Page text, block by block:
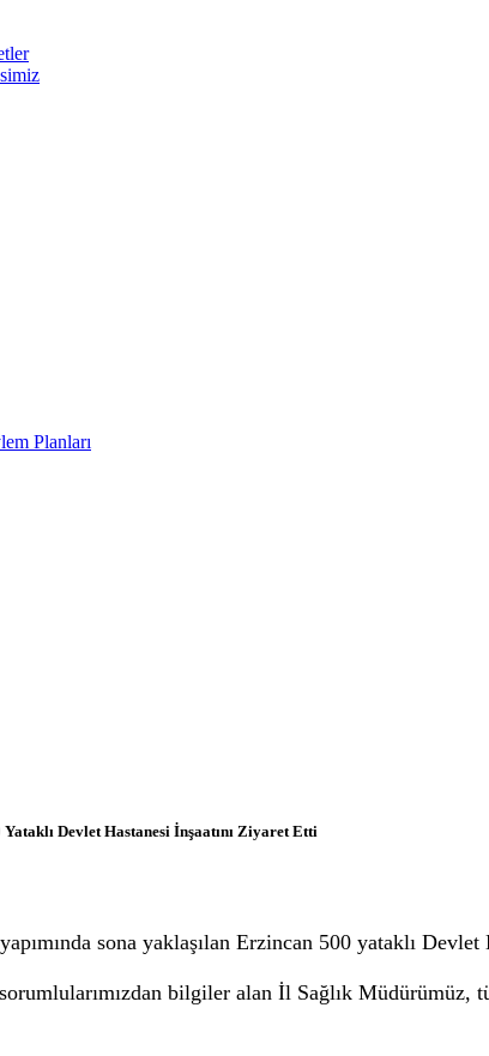
Planları
Devlet Hastanesi İnşaatını Ziyaret Etti
sona yaklaşılan Erzincan 500 yataklı Devlet
bilgiler alan İl Sağlık Müdürümüz,